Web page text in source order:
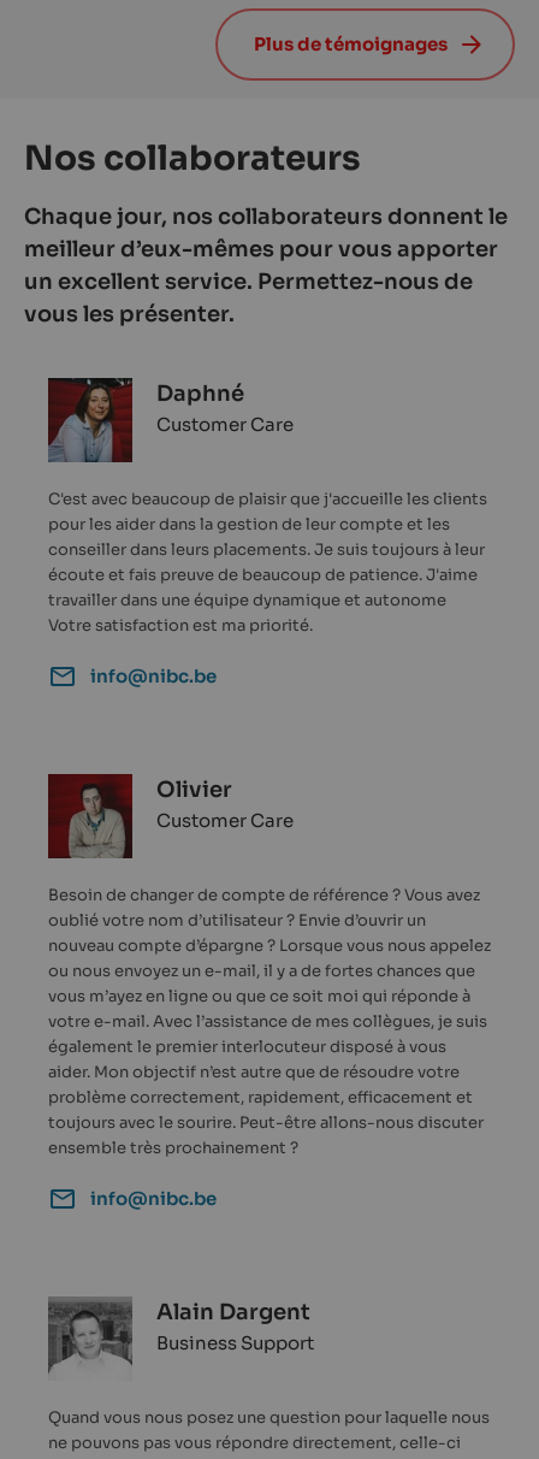
Plus de témoignages
Nos collaborateurs
Chaque jour, nos collaborateurs donnent le
meilleur d’eux-mêmes pour vous apporter
un excellent service. Permettez-nous de
vous les présenter.
Daphné
Customer Care
C'est avec beaucoup de plaisir que j'accueille les clients
pour les aider dans la gestion de leur compte et les
conseiller dans leurs placements. Je suis toujours à leur
écoute et fais preuve de beaucoup de patience. J'aime
travailler dans une équipe dynamique et autonome
Votre satisfaction est ma priorité.
info@nibc.be
Olivier
Customer Care
Besoin de changer de compte de référence ? Vous avez
oublié votre nom d’utilisateur ? Envie d’ouvrir un
nouveau compte d’épargne ? Lorsque vous nous appelez
ou nous envoyez un e-mail, il y a de fortes chances que
vous m’ayez en ligne ou que ce soit moi qui réponde à
votre e-mail. Avec l’assistance de mes collègues, je suis
également le premier interlocuteur disposé à vous
aider. Mon objectif n’est autre que de résoudre votre
problème correctement, rapidement, efficacement et
toujours avec le sourire. Peut-être allons-nous discuter
ensemble très prochainement ?
info@nibc.be
Alain Dargent
Business Support
Quand vous nous posez une question pour laquelle nous
ne pouvons pas vous répondre directement, celle-ci